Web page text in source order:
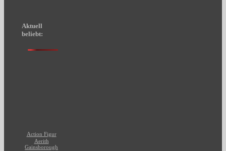
Aktuell
beliebt:
Action Figur
Aerith
Gainsborough